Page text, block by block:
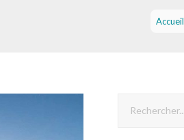
Accueil